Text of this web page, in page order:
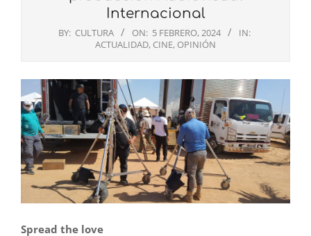
Internacional
BY: CULTURA ON: 5 FEBRERO, 2024
IN:
ACTUALIDAD, CINE, OPINIÓN
Spread the love